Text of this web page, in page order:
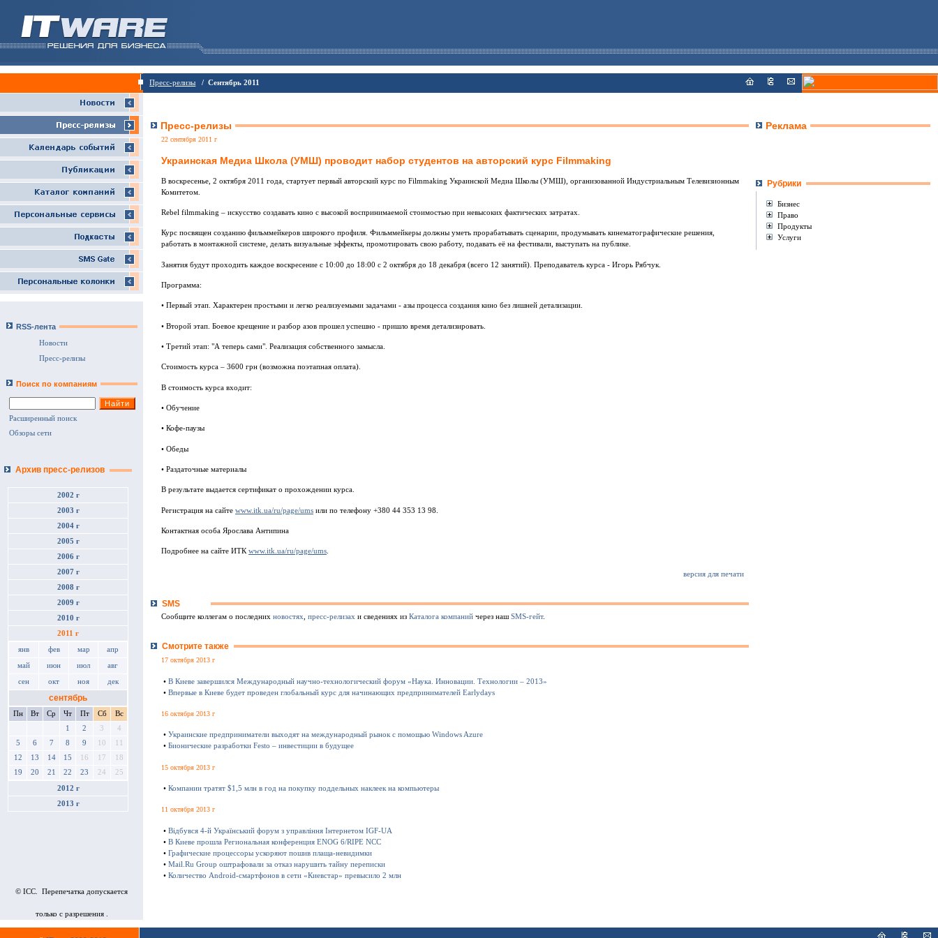
Пресс-релизы / Сентябрь 2011
RSS-лента
Новости
Пресс-релизы
Поиск по компаниям
Расширенный поиск
Обзоры сети
Архив пресс-релизов
2002 г
2003 г
2004 г
2005 г
2006 г
2007 г
2008 г
2009 г
2010 г
2011 г
янв фев мар апр
май июн июл авг
сен окт ноя дек
сентябрь
Пн Вт Ср Чт Пт Сб
Вс
1
2 3
4
5
6 7 8 9 10
11
12
13 14 15 16 17
18
19
20 21 22 23 24 25
2012 г
2013 г
© ICC. Перепечатка допускается
только с разрешения .
Пресс-релизы
22 сентября 2011 г
Украинская Медиа Школа (УМШ) проводит набор студентов на авторский курс Filmmaking
В воскресенье, 2 октября 2011 года, стартует первый авторский курс по Filmmaking Украинской Медиа Школы (УМШ), организованной Индустриальным Телевизионным
Комитетом.
Rebel filmmaking – искусство создавать кино с высокой воспринимаемой стоимостью при невысоких фактических затратах.
Курс посвящен созданию фильммейкеров широкого профиля. Фильммейкеры должны уметь прорабатывать сценарии, продумывать кинематографические решения,
работать в монтажной системе, делать визуальные эффекты, промотировать свою работу, подавать её на фестивали, выступать на публике.
Занятия будут проходить каждое воскресение с 10:00 до 18:00 с 2 октября до 18 декабря (всего 12 занятий). Преподаватель курса - Игорь Рябчук.
Программа:
• Первый этап. Характерен простыми и легко реализуемыми задачами - азы процесса создания кино без лишней детализации.
• Второй этап. Боевое крещение и разбор азов прошел успешно - пришло время детализировать.
• Третий этап: "А теперь сами". Реализация собственного замысла.
Стоимость курса – 3600 грн (возможна поэтапная оплата).
В стоимость курса входит:
• Обучение
• Кофе-паузы
• Обеды
• Раздаточные материалы
В результате выдается сертификат о прохождении курса.
Регистрация на сайте www.itk.ua/ru/page/ums или по телефону +380 44 353 13 98.
Контактная особа Ярослава Антипина
Подробнее на сайте ИТКwww.itk.ua/ru/page/ums.
версия для печати
SMS
Сообщите коллегам о последних новостях пресс-релизах и сведениях из Каталога компаний через наш SMS-гейт.
Смотрите также
17 октября 2013 г
• В Киеве завершился Международный научно-технологический форум «Наука. Инновации. Технологии – 2013»
• Впервые в Киеве будет проведен глобальный курс для начинающих предпринимателей Earlydays
16 октября 2013 г
• Украинские предприниматели выходят на международный рынок с помощью Windows Azure
• Бионические разработки Festo – инвестиции в будущее
15 октября 2013 г
• Компании тратят $1,5 млн в год на покупку поддельных наклеек на компьютеры
11 октября 2013 г
• Відбувся 4-й Український форум з управління Інтернетом IGF-UA
• В Киеве прошла Региональная конференция ENOG 6/RIPE NCC
• Графические процессоры ускоряют пошив плаща-невидимки
• Mail.Ru Group оштрафовали за отказ нарушить тайну переписки
• Количество Android-смартфонов в сети «Киевстар» превысило 2 млн
Реклама
Рубрики
Бизнес
Право
Продукты
Услуги